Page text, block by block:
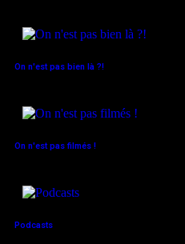
On n'est pas bien là ?!
On n'est pas filmés !
Podcasts